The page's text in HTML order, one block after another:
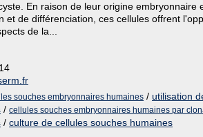
En raison de leur origine embryonnaire
et de différenciation, ces cellules offrent
de la...
souches embryonnaires humaines / utilisation
/ cellules souches embryonnaires humaines par
/ culture de cellules souches humaines